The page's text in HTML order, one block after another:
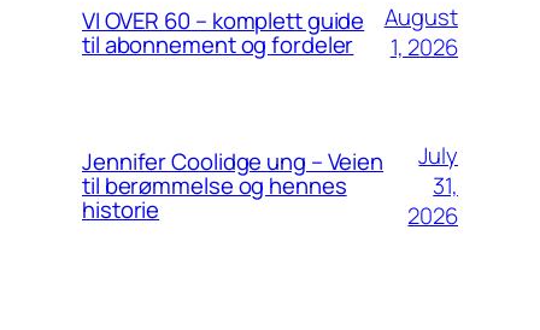
VI OVER 60 – komplett guide
til abonnement og fordeler
August
1, 2026
Jennifer Coolidge ung – Veien
til berømmelse og hennes
historie
July
31,
2026